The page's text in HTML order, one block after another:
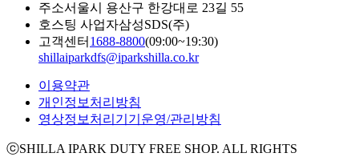
주소서울시 용산구 한강대로 23길 55
호스팅 사업자삼성SDS(주)
고객센터 1688-8800(09:00~19:30)
shillaiparkdfs@iparkshilla.co.kr
이용약관
개인정보처리방침
영상정보처리기기운영/관리방침
ⓒSHILLA IPARK DUTY FREE SHOP. ALL RIGHTS